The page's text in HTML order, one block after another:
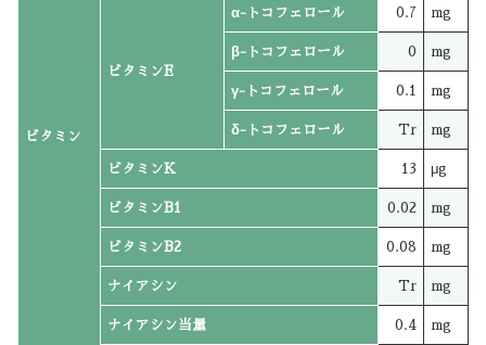
ビタミン
ビタミンE
α-トコフェロール 0.7 mg
β-トコフェロール 0 mg
γ-トコフェロール 0.1 mg
δ-トコフェロール Tr mg
ビタミンK 13 μg
ビタミンB1 0.02 mg
ビタミンB2 0.08 mg
ナイアシン Tr mg
ナイアシン当量 0.4 mg